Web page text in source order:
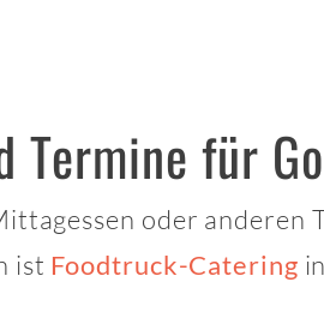
Termine für
oder anderen
ist Foodtruck-Catering